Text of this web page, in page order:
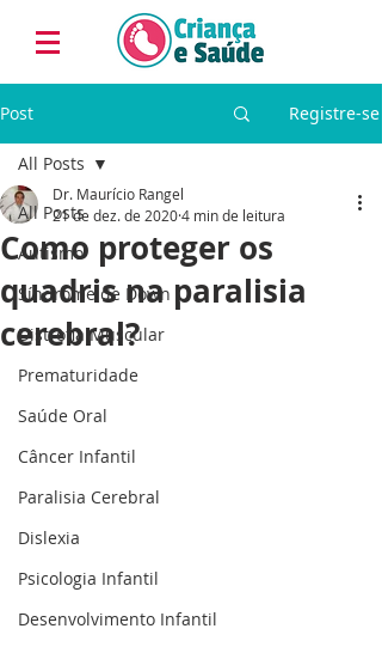
Post Registre-se
All Posts
Autismo
Síndrome de Down
Distrofia Muscular
Prematuridade
Saúde Oral
Câncer Infantil
Paralisia Cerebral
Dislexia
Psicologia Infantil
Desenvolvimento Infantil
All Posts
Como proteger os
quadris na paralisia
cerebral?
Dr. Maurício Rangel
21 de dez. de 20204 min de leitura